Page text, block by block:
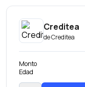
Creditea
deCreditea
Monto
Edad